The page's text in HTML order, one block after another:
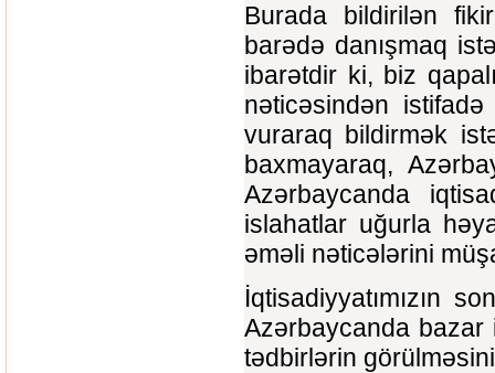
Burada bildirilən
barədə danışmaq
ibarətdir ki, biz
nəticəsindən
vuraraq bildirmək
baxmayaraq,
Azərbaycanda
islahatlar uğurla
əməli nəticələrini
İqtisadiyyatımızın
Azərbaycanda bazar
tədbirlərin